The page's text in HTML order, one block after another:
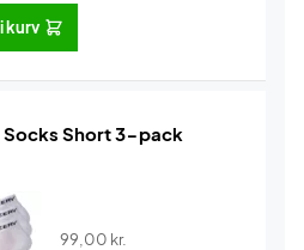
kurv
Socks Short 3-pack
99,00 kr.